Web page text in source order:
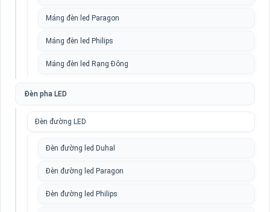
Máng đèn led Paragon
Máng đèn led Philips
Máng đèn led Rạng Đông
Đèn pha LED
Đèn đường LED
Đèn đường led Duhal
Đèn đường led Paragon
Đèn đường led Philips